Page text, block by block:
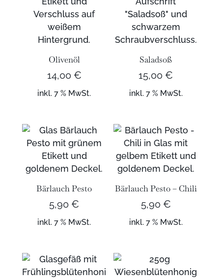
Olivenöl
14,00 €
inkl. 7 % MwSt.
Saladsoß
15,00€
inkl. 7 % MwSt.
Bärlauch Pesto
5,90€
inkl. 7 % MwSt.
Bärlauch Pesto – Chili
5,90 €
inkl. 7 % MwSt.